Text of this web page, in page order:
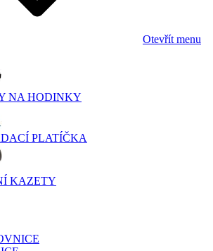
Otevřít menu
NA HODINKY
PLATÍČKA
KAZETY